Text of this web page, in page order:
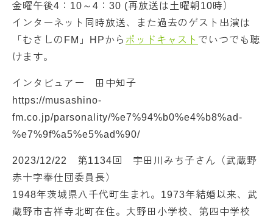
金曜午後4：10～4：30 (再放送は土曜朝10時）
インターネット同時放送、また過去のゲスト出演は
「むさしのFM」HPから ポッドキャスト でいつでも聴
けます。
インタビュアー 田中知子
https://musashino-
fm.co.jp/parsonality/%e7%94%b0%e4%b8%ad-
%e7%9f%a5%e5%ad%90/
2023/12/22 第1134回 宇田川みち子さん（武蔵野
赤十字奉仕団委員長）
1948年茨城県八千代町生まれ。1973年結婚以来、武
蔵野市吉祥寺北町在住。大野田小学校、第四中学校